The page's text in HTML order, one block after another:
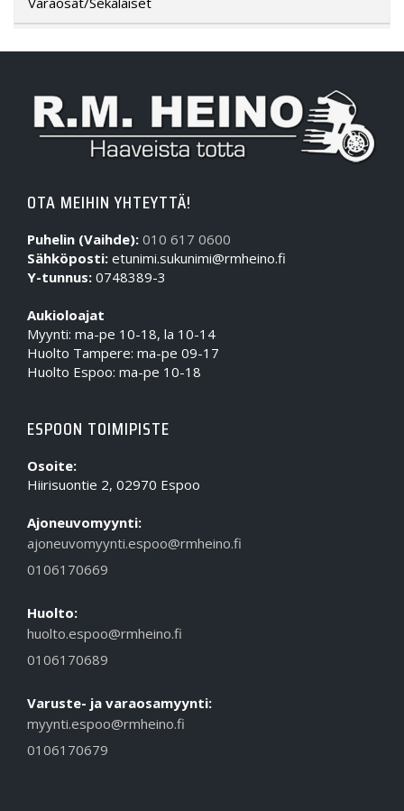
OTA MEIHIN YHTEYTTÄ!
Puhelin (Vaihde): 010 617 0600
Sähköposti: etunimi.sukunimi@rmheino.fi
Y-tunnus: 0748389-3
Aukioloajat
Myynti: ma-pe 10-18, la 10-14
Huolto Tampere: ma-pe 09-17
Huolto Espoo: ma-pe 10-18
ESPOON TOIMIPISTE
Osoite:
Hiirisuontie 2, 02970 Espoo
Ajoneuvomyynti:
ajoneuvomyynti.espoo@rmheino.fi
0106170669
Huolto:
huolto.espoo@rmheino.fi
0106170689
Varuste- ja varaosamyynti:
myynti.espoo@rmheino.fi
0106170679